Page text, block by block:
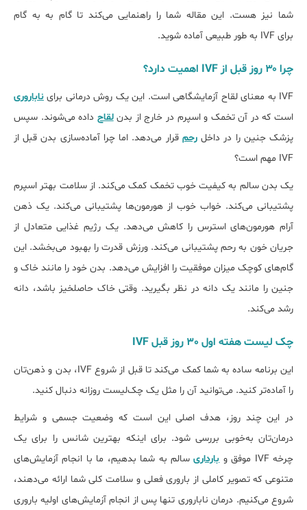
شما نیز هست. این مقاله شما را راهنمایی می‌کند تا گام به به گام
برای IVF به طور طبیعی آماده شوید.
چرا ۳۰ روز قبل از IVF اهمیت دارد؟
IVF به معنای لقاح آزمایشگاهی است. این یک روش درمانی برای
ناباروری
است که در آن تخمک و اسپرم در خارج از بدنلقاح داده می‌شوند. سپس
پزشک جنین را در داخلرحم قرار می‌دهد. اما چرا آماده‌سازی بدن قبل از
IVF مهم است؟
یک بدن سالم به کیفیت خوب تخمک کمک می‌کند. از سلامت بهتر اسپرم
پشتیبانی می‌کند. خواب خوب از هورمون‌ها پشتیبانی می‌کند. یک ذهن
آرام هورمون‌های استرس را کاهش می‌دهد. یک رژیم غذایی متعادل از
جریان خون به رحم پشتیبانی می‌کند. ورزش قدرت را بهبود می‌بخشد. این
گام‌های کوچک میزان موفقیت را افزایش می‌دهد. بدن خود را مانند خاک و
جنین را مانند یک دانه در نظر بگیرید. وقتی خاک حاصلخیز باشد، دانه
رشد می‌کند.
چک لیست هفته اول 30 روز قبل IVF
این برنامه ساده به شما کمک می‌کند تا قبل از شروع IVF، بدن و ذهن‌تان
را آماده‌تر کنید. می‌توانید آن را مثل یک چک‌لیست روزانه دنبال کنید.
در این چند روز، هدف اصلی این است که وضعیت جسمی و شرایط
درمان‌تان به‌خوبی بررسی شود. برای اینکه بهترین شانس را برای یک
چرخه IVF موفق و
بارداریسالم به شما بدهیم، ما با انجام آزمایش‌های
متنوعی که تصویر کاملی از باروری فعلی و سلامت کلی شما ارائه می‌دهند،
شروع می‌کنیم. درمان ناباروری تنها پس از انجام آزمایش‌های اولیه باروری